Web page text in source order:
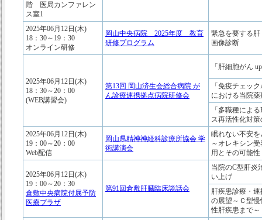
階 医局カンファレン
ス室1
2025年06月12日(木)
18：30～19：30
オンライン研修
岡山中央病院 2025年度 教育
研修プログラム
緊急を要する
画像診断
2025年06月12日(木)
18：30～20：00
(WEB講習会)
第13回 岡山済生会総合病院 が
ん診療連携拠点病院研修会
「肝細胞がん
「免疫チェッ
における当院
「多職種によ
ス再活性化対
2025年06月12日(木)
19：00～20：00
Web配信
岡山県精神神経科診療所協会 学
術講演会
眠れない不安
～オレキシン
用とその可能性
2025年06月12日(木)
19：00～20：30
倉敷中央病院付属予防
医療プラザ
第91回倉敷肝臓臨床談話会
当院のC型肝炎
い上げ
肝疾患診療・
の展望～Ｃ型
性肝疾患まで～